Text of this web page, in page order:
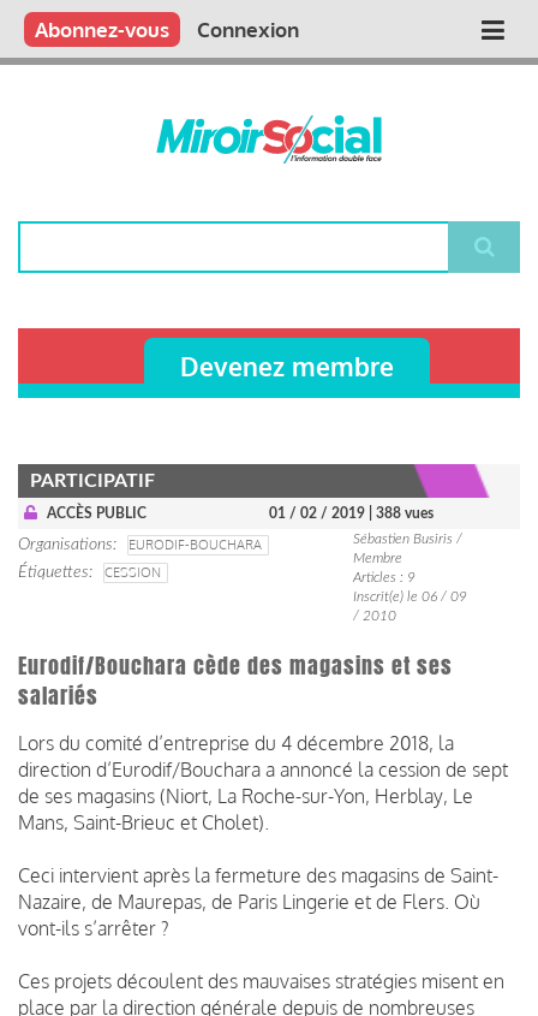
Aller
contenu
Main
Qui sommes nous ?
Vous publiez
Nous publions
Contactez-nous
Abonnez-vous Connexion
Devenez membre
PARTICIPATIF
ACCÈS PUBLIC 01 / 02 / 2019 | 388 vues
Organisations
EURODIF-BOUCHARA
Étiquettes
CESSION
Sébastien Busiris /
Membre
Articles : 9
Inscrit(e) le 06 / 09
/ 2010
Eurodif/Bouchara cède des magasins et ses
salariés
Lors du comité d’entreprise du 4 décembre 2018, la
direction d’Eurodif/Bouchara a annoncé la cession de sept
de ses magasins (Niort, La Roche-sur-Yon, Herblay, Le
Mans, Saint-Brieuc et Cholet).
Ceci intervient après la fermeture des magasins de Saint-
Nazaire, de Maurepas, de Paris Lingerie et de Flers. Où
vont-ils s’arrêter ?
Ces projets découlent des mauvaises stratégies misent en
place par la direction générale depuis de nombreuses